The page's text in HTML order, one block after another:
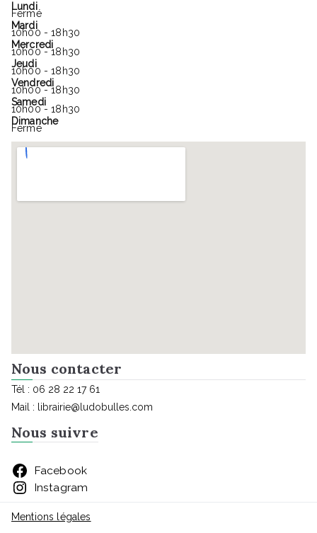
Lundi
Fermé
Mardi
10h00 - 18h30
Mercredi
10h00 - 18h30
Jeudi
10h00 - 18h30
Vendredi
10h00 - 18h30
Samedi
10h00 - 18h30
Dimanche
Fermé
Nous contacter
Tél : 06 28 22 17 61
Mail : librairie@ludobulles.com
Nous suivre
Facebook
Instagram
Mentions légales